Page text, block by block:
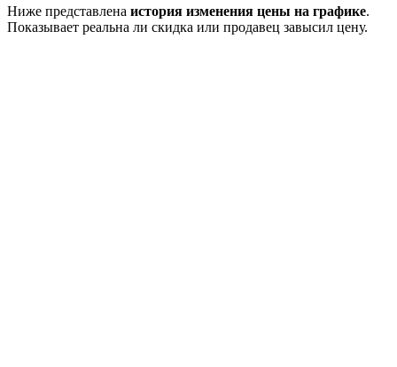
Ниже представлена история изменения цены на графике.
Показывает реальна ли скидка или продавец завысил цену.